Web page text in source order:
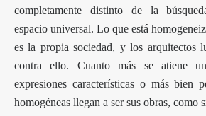
completamente distinto de la
espacio universal. Lo que está
es la propia sociedad, y los arquitectos
contra ello. Cuanto más se atiene
expresiones características o más bien
homogéneas llegan a ser sus obras, como